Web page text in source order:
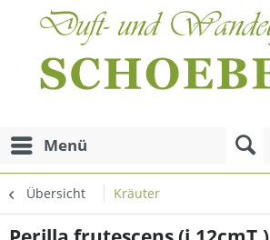
Menü
Übersicht Kräuter